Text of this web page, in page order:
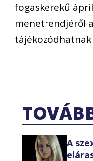
fogaskerekű
menetrendjéről
tájékozódhatnak
A